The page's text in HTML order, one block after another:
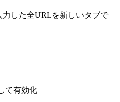
した全URLを新しいタブで
て有効化